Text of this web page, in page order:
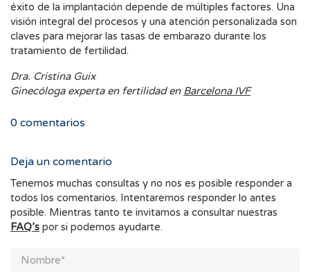
éxito de la implantación depende de múltiples factores. Una
visión integral del procesos y una atención personalizada son
claves para mejorar las tasas de embarazo durante los
tratamiento de fertilidad.
Dra. Cristina Guix
Ginecóloga experta en fertilidad en Barcelona IVF
0 comentarios
Deja un comentario
Tenemos muchas consultas y no nos es posible responder a
todos los comentarios. Intentaremos responder lo antes
posible. Mientras tanto te invitamos a consultar nuestras
FAQ’s por si podemos ayudarte.